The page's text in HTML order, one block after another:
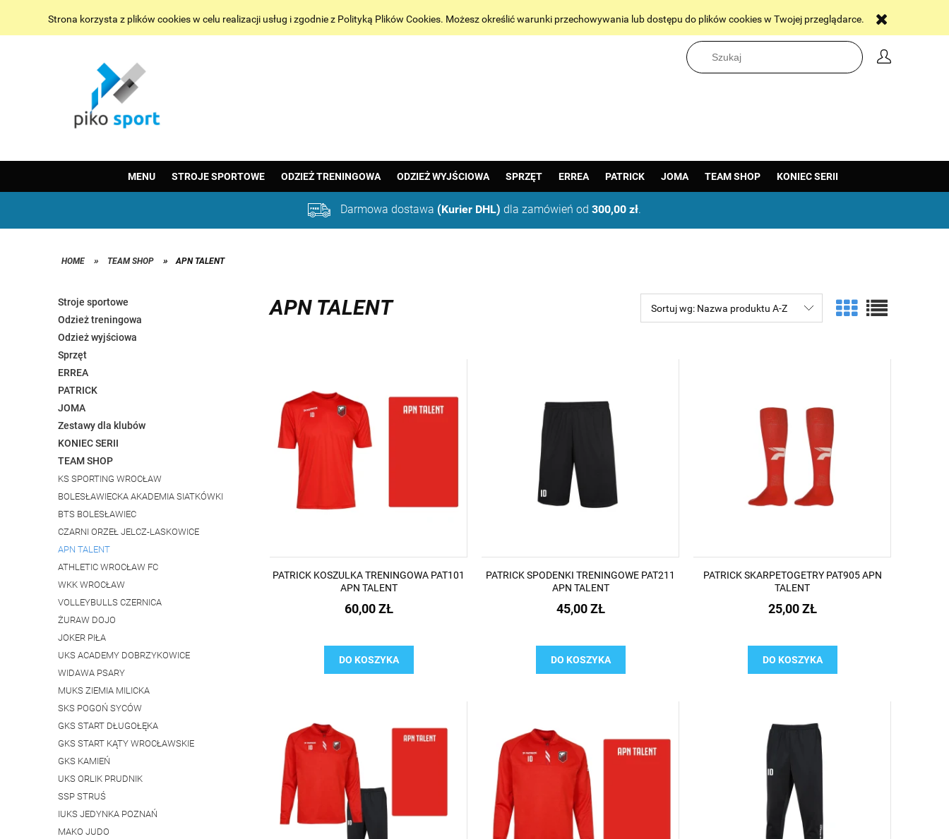
Strona korzysta z plików cookies w celu realizacji usług i zgodnie z Polityką Plików Cookies. Możesz określić warunki przechowywania lub dostępu do plików cookies w Twojej przeglądarce.
Wybrane realizacje Kontakt
MENU STROJE SPORTOWE ODZIEŻ TRENINGOWA ODZIEŻ WYJŚCIOWA SPRZĘT ERREA PATRICK JOMA TEAM SHOP KONIEC SERII
Darmowa dostawa (Kurier DHL) dla zamówień od 300,00 zł.
HOME » TEAM SHOP » APN TALENT
Stroje sportowe
Odzież treningowa
Odzież wyjściowa
Sprzęt
ERREA
PATRICK
JOMA
Zestawy dla klubów
KONIEC SERII
TEAM SHOP
KS SPORTING WROCŁAW
BOLESŁAWIECKA AKADEMIA SIATKÓWKI
BTS BOLESŁAWIEC
CZARNI ORZEŁ JELCZ-LASKOWICE
APN TALENT
ATHLETIC WROCŁAW FC
WKK WROCŁAW
VOLLEYBULLS CZERNICA
ŻURAW DOJO
JOKER PIŁA
UKS ACADEMY DOBRZYKOWICE
WIDAWA PSARY
MUKS ZIEMIA MILICKA
SKS POGOŃ SYCÓW
GKS START DŁUGOŁĘKA
GKS START KĄTY WROCŁAWSKIE
GKS KAMIEŃ
UKS ORLIK PRUDNIK
SSP STRUŚ
IUKS JEDYNKA POZNAŃ
MAKO JUDO
APN TALENT Sortuj wg: Nazwa produktu A-Z
PATRICK KOSZULKA TRENINGOWA PAT101
APN TALENT
60,00 ZŁ
DO KOSZYKA
PATRICK SPODENKI TRENINGOWE PAT211
APN TALENT
45,00 ZŁ
DO KOSZYKA
PATRICK SKARPETOGETRY PAT905 APN
TALENT
25,00 ZŁ
DO KOSZYKA